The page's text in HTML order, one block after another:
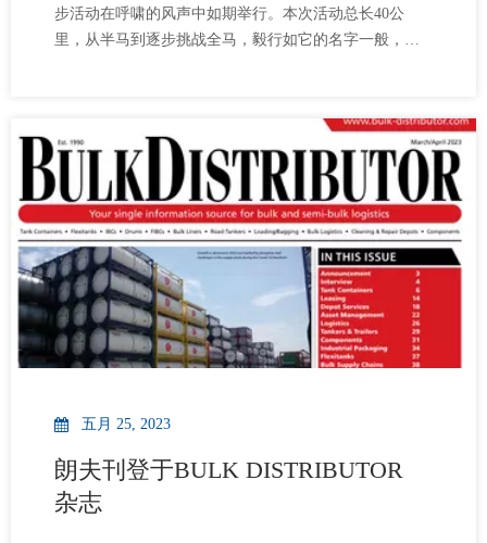
步活动在呼啸的风声中如期举行。本次活动总长40公
里，从半马到逐步挑战全马，毅行如它的名字一般，是
来，一直秉承着‘朗夫梦，毅起行’的信念。我们坚信，只
有坚持不懈，勇往直前，才能实现我们共同的梦想。今
天，我们即将踏上的不仅仅是一场40公里的毅行挑战，
更是一次对自我极限的探索，对团队协作的考验，以及
对我们企业文化的深刻体现。坚持就是胜利，让我们携
手同行，享受过程，感受风景，传承精神，在前行中相
互支持，以饱满的热情，共同面对挑战！”本次毅行共有
11
五月 25, 2023
朗夫刊登于BULK DISTRIBUTOR
杂志